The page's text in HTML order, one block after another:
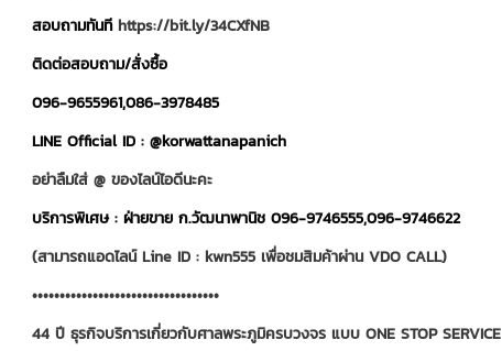
สอบถามทันทีhttps://bit.ly/34CXfNB
ติดต่อสอบถาม/สั่งซื้อ
096-9655961,086-3978485
LINE Official ID : @korwattanapanich
อย่าลืมใส่ @ ของไลน์ไอดีนะคะ
บริการพิเศษ : ฝ่ายขาย ก.วัฒนาพานิช 096-9746555,096-9746622
(สามารถแอดไลน์ Line ID : kwn555 เพื่อชมสิมค้าผ่าน VDO CALL)
••••••••••••••••••••••••••••••••••
44 ปี ธุรกิจบริการเกี่ยวกับศาลพระภูมิครบวงจร แบบ ONE STOP SERVICE